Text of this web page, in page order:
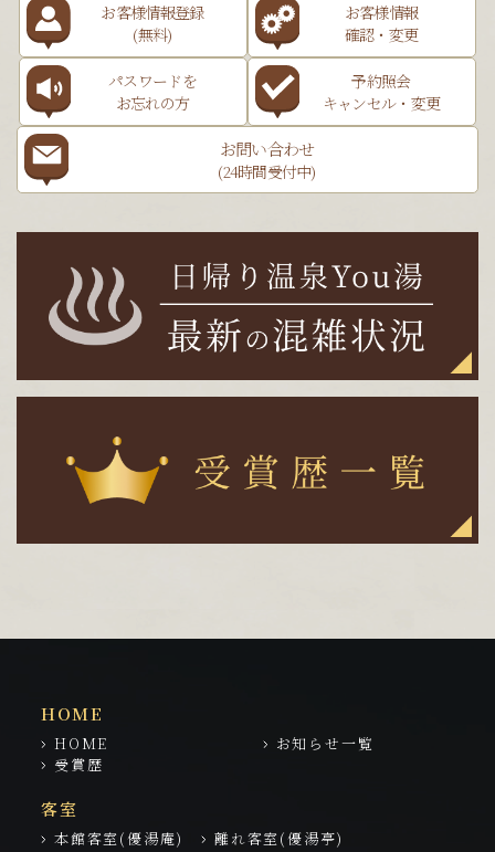
お客様情報登録
(無料)
お客様情報
確認・変更
パスワードを
お忘れの方
予約照会
キャンセル・変更
お問い合わせ
(24時間受付中)
HOME
HOME
お知らせ一覧
受賞歴
客室
本館客室(優湯庵)
離れ客室(優湯亭)